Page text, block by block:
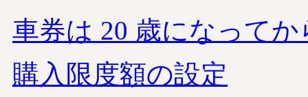
車券は 20 歳になってか
購入限度額の設定